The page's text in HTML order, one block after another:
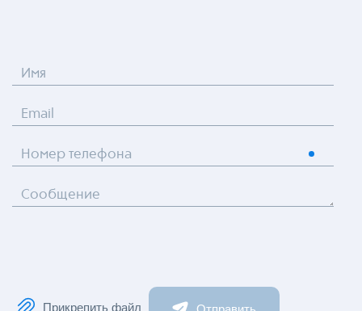
Имя
Email
Номер телефона
Сообщение
Прикрепить файл